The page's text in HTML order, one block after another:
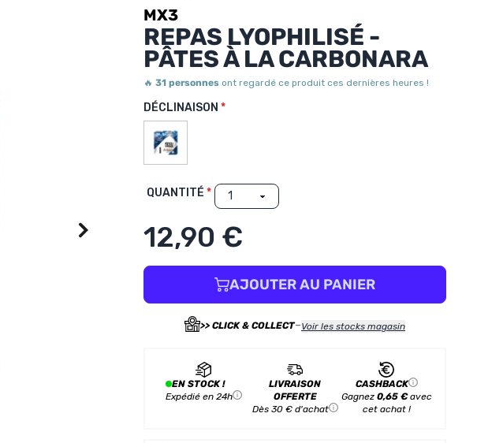
MX3
REPAS LYOPHILISÉ -
PÂTES À LA CARBONARA
🔥 31 personnes ont regardé ce produit ces dernières heures !
DÉCLINAISON
QUANTITÉ
12,90 €
AJOUTER AU PANIER
>> CLICK & COLLECT-Voir les stocks magasin
EN STOCK !
Expédié en 24h
LIVRAISON
OFFERTE
Dès 30 € d'achat
CASHBACK
Gagnez 0,65 €avec
cet achat !